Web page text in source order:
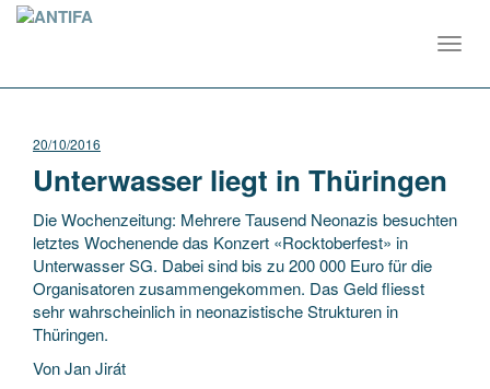
20/10/2016
Unterwasser liegt in Thüringen
Die Wochenzeitung: Mehrere Tausend Neonazis besuchten
letztes Wochenende das Konzert «Rocktoberfest» in
Unterwasser SG. Dabei sind bis zu 200 000 Euro für die
Organisatoren zusammengekommen. Das Geld fliesst
sehr wahrscheinlich in neonazistische Strukturen in
Thüringen.
Von Jan Jirát